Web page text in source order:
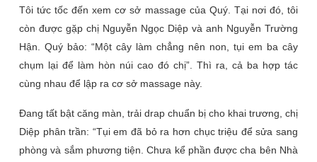
Tôi tức tốc đến xem cơ sở massage của Quý. Tại nơi đó, tôi
còn được gặp chị Nguyễn Ngọc Diệp và anh Nguyễn Trường
Hận. Quý bảo: “Một cây làm chẳng nên non, tụi em ba cây
chụm lại để làm hòn núi cao đó chị”. Thì ra, cả ba hợp tác
cùng nhau để lập ra cơ sở massage này.
Đang tất bật căng màn, trải drap chuẩn bị cho khai trương, chị
Diệp phân trần: “Tụi em đã bỏ ra hơn chục triệu để sửa sang
phòng và sắm phương tiện. Chưa kể phần được cha bên Nhà